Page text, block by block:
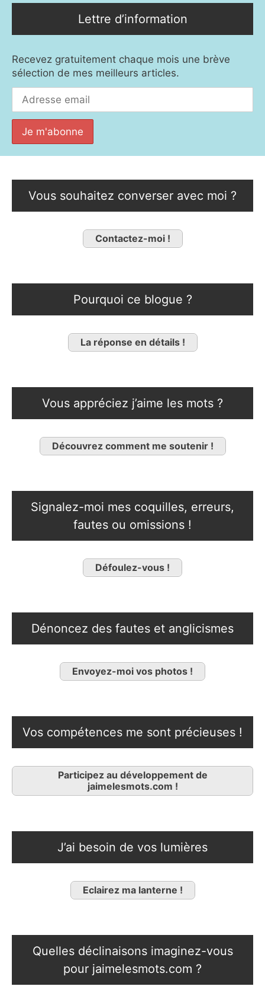
Lettre d’information
Recevez gratuitement chaque mois une brève
sélection de mes meilleurs articles.
Vous souhaitez converser avec moi ?
Contactez-moi !
Pourquoi ce blogue ?
La réponse en détails !
Vous appréciez j’aime les mots ?
Découvrez comment me soutenir !
Signalez-moi mes coquilles, erreurs,
fautes ou omissions !
Défoulez-vous !
Dénoncez des fautes et anglicismes
Envoyez-moi vos photos !
Vos compétences me sont précieuses !
Participez au développement de
jaimelesmots.com !
J’ai besoin de vos lumières
Eclairez ma lanterne !
Quelles déclinaisons imaginez-vous
pour jaimelesmots.com ?